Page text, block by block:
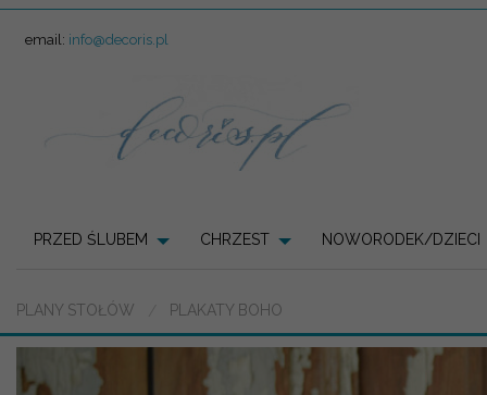
email: info@decoris.pl
PRZED ŚLUBEM CHRZEST NOWORODEK/DZIECI
PLANY STOŁÓW PLAKATY BOHO